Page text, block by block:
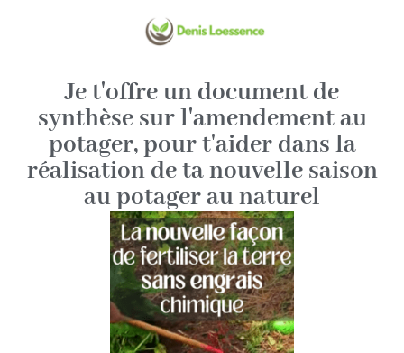
Je t'offre un document de
synthèse sur l'amendement au
potager, pour t'aider dans la
réalisation de ta nouvelle saison
au potager au naturel